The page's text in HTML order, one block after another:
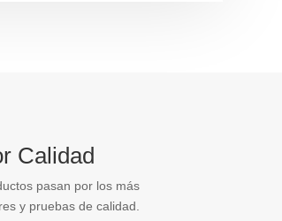
Calidad
pasan por los más
y pruebas de calidad.